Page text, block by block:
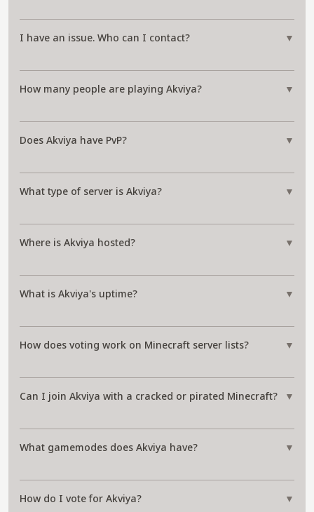
I have an issue. Who can I contact? ▼
How many people are playing Akviya? ▼
Does Akviya have PvP? ▼
What type of server is Akviya? ▼
Where is Akviya hosted? ▼
What is Akviya's uptime? ▼
How does voting work on Minecraft server lists? ▼
Can I join Akviya with a cracked or pirated Minecraft? ▼
What gamemodes does Akviya have? ▼
How do I vote for Akviya? ▼